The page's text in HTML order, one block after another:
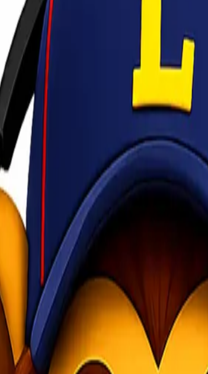
untuk Mencegah Kerusakan
penyimpanan perangkat elektronik secara aman.
Anda mengemas barang elektronik Anda
ketika Anda menangani produk elektronik.
diperlukan:
dan getaran yang dapat merusak komponen
kerusakan fisik selama pengiriman. Packing